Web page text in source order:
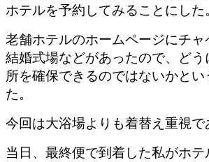
ホテルを予約してみることにした
老舗ホテルのホームページにチャ
結婚式場などがあったので、ど
所を確保できるのではないかとい
た。
今回は大浴場よりも着替え重視で
当日、最終便で到着した私がホテ